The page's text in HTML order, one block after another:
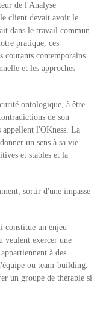
de l'Analyse
client devait avoir le
dans le travail commun
pratique, ces
courants contemporains
et les approches
ontologique, à être
de son
appellent l'OKness. La
un sens à sa vie.
et stables et la
sortir d'une impasse
constitue un enjeu
veulent exercer une
à des
ou team-building.
un groupe de thérapie si